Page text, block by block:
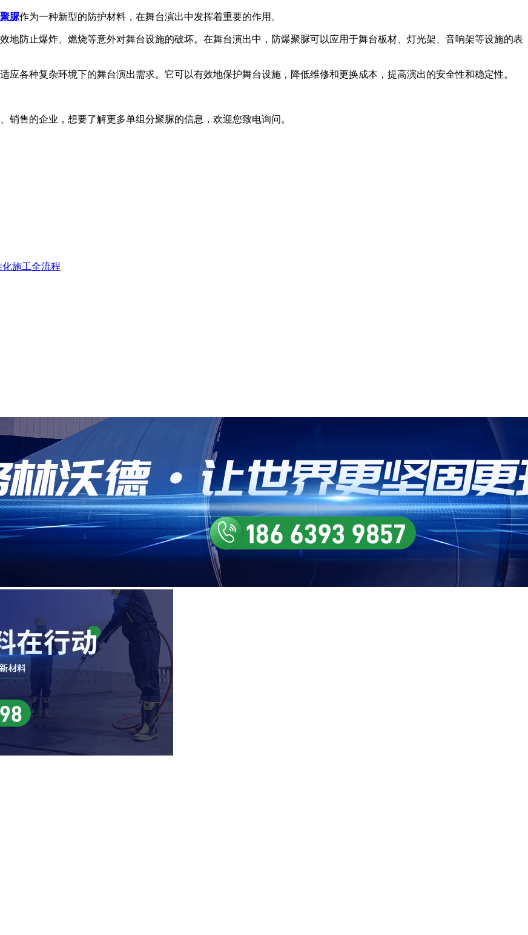
脲作为一种新型的防护材料，在舞台演出中发挥着重要的作用。
防止爆炸、燃烧等意外对舞台设施的破坏。在舞台演出中，防爆聚脲可以应用于舞台板材、灯光架、音响架等设施的表
应各种复杂环境下的舞台演出需求。它可以有效地保护舞台设施，降低维修和更换成本，提高演出的安全性和稳定性。
售的企业，想要了解更多单组分聚脲的信息，欢迎您致电询问。
施工全流程